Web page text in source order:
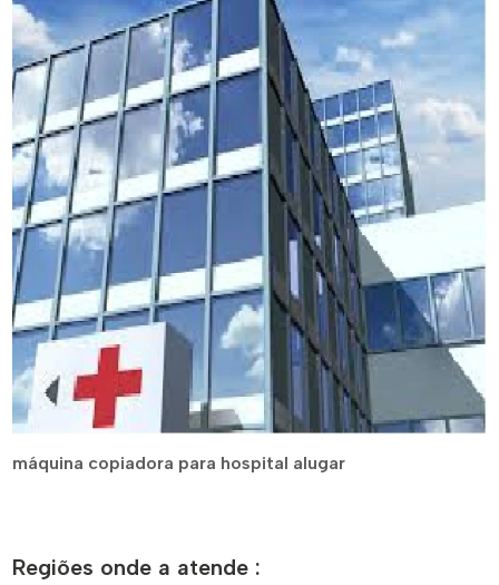
máquina copiadora para hospital alugar
Regiões onde a atende :